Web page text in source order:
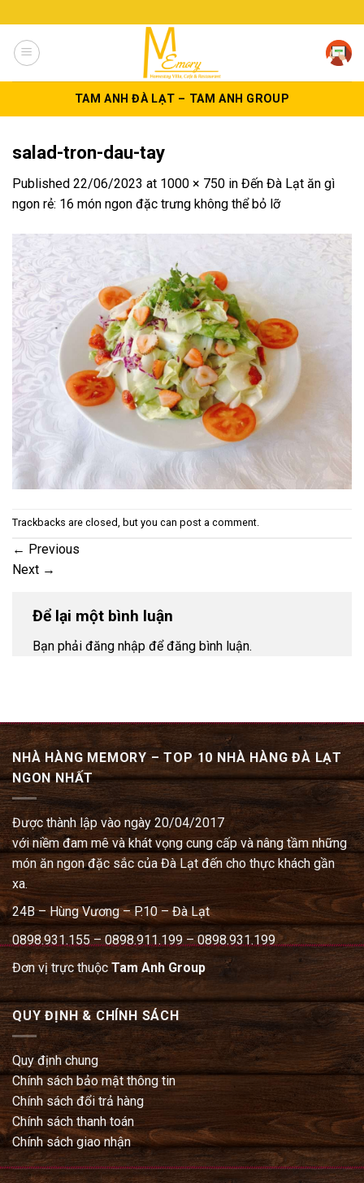
to
content
TAM ANH ĐÀ LẠT – TAM ANH GROUP
salad-tron-dau-tay
Published 22/06/2023 at 1000 × 750 in Đến Đà Lạt ăn gì
ngon rẻ: 16 món ngon đặc trưng không thể bỏ lỡ
Trackbacks are closed, but you can post a comment.
← Previous
Next →
Để lại một bình luận
Bạn phải đăng nhập để đăng bình luận.
NHÀ HÀNG MEMORY – TOP 10 NHÀ HÀNG ĐÀ LẠT
NGON NHẤT
Được thành lập vào ngày 20/04/2017
với niềm đam mê và khát vọng cung cấp và nâng tầm những
món ăn ngon đặc sắc của Đà Lạt đến cho thực khách gần
xa.
24B – Hùng Vương – P.10 – Đà Lạt
0898.931.155 – 0898.911.199 – 0898.931.199
Đơn vị trực thuộcTam Anh Group
QUY ĐỊNH & CHÍNH SÁCH
Quy định chung
Chính sách bảo mật thông tin
Chính sách đổi trả hàng
Chính sách thanh toán
Chính sách giao nhận